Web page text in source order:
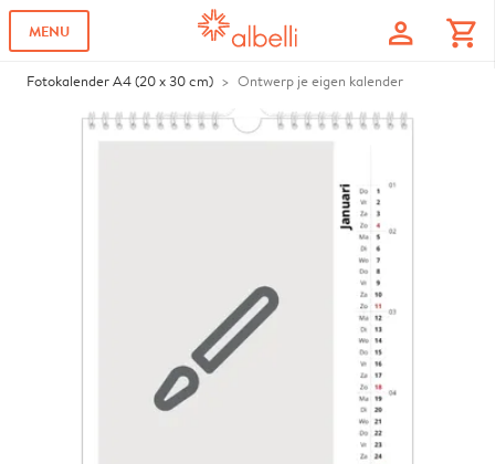
MENU profile shopping_cart
Fotokalender A4 (20 x 30 cm) Ontwerp je eigen kalender